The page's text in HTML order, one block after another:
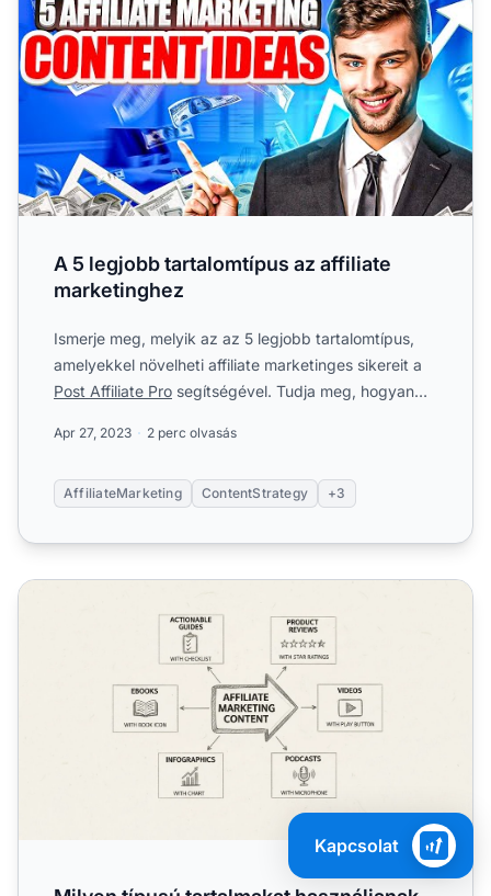
A 5 legjobb tartalomtípus az affiliate
marketinghez
Ismerje meg, melyik az az 5 legjobb tartalomtípus,
amelyekkel növelheti affiliate marketinges sikereit a
Post Affiliate Pro segítségével. Tudja meg, hogyan
Apr 27, 2023 2 perc olvasás
AffiliateMarketing ContentStrategy +3
Milyen típusú tartalmakat használjanak az affiliate-ek?
Kapcsolat